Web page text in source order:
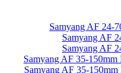
Samyang AF 24-
Samyang AF
Samyang AF
Samyang AF 35-
Samyang AF 35-